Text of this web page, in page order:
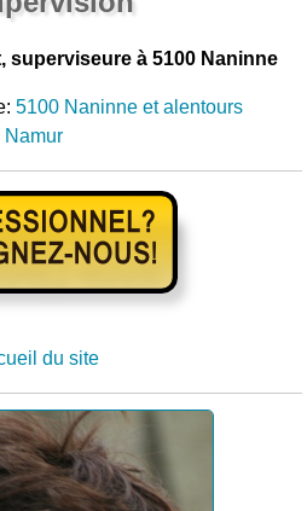
superviseure à 5100 Naninne
5100 Naninne et alentours
Namur
du site